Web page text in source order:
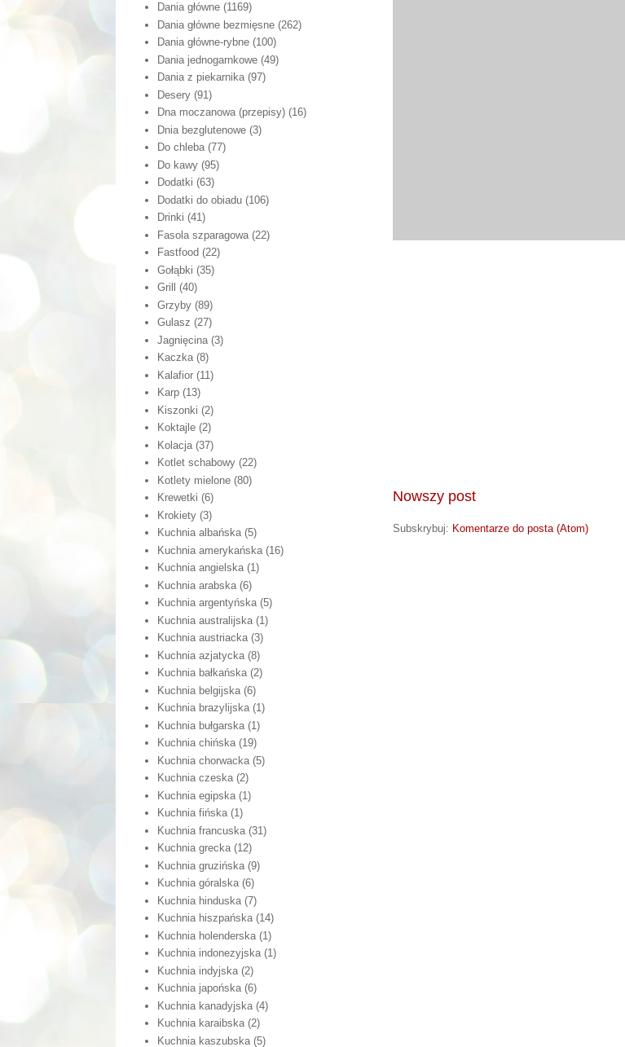
Nowszy post
Subskrybuj: Komentarze do posta (Atom)
Dania główne (1169)
Dania główne bezmięsne (262)
Dania główne-rybne (100)
Dania jednogarnkowe (49)
Dania z piekarnika (97)
Desery (91)
Dna moczanowa (przepisy) (16)
Dnia bezglutenowe (3)
Do chleba (77)
Do kawy (95)
Dodatki (63)
Dodatki do obiadu (106)
Drinki (41)
Fasola szparagowa (22)
Fastfood (22)
Gołąbki (35)
Grill
(40)
Grzyby (89)
Gulasz (27)
Jagnięcina (3)
Kaczka (8)
Kalafior (11)
Karp (13)
Kiszonki (2)
Koktajle (2)
Kolacja (37)
Kotlet schabowy (22)
Kotlety mielone (80)
Krewetki (6)
Krokiety (3)
Kuchnia albańska (5)
Kuchnia amerykańska (16)
Kuchnia angielska (1)
Kuchnia arabska (6)
Kuchnia argentyńska (5)
Kuchnia australijska (1)
Kuchnia austriacka (3)
Kuchnia azjatycka (8)
Kuchnia bałkańska (2)
Kuchnia belgijska (6)
Kuchnia brazylijska (1)
Kuchnia bułgarska (1)
Kuchnia chińska (19)
Kuchnia chorwacka (5)
Kuchnia czeska (2)
Kuchnia egipska (1)
Kuchnia fińska (1)
Kuchnia francuska (31)
Kuchnia grecka (12)
Kuchnia gruzińska (9)
Kuchnia góralska (6)
Kuchnia hinduska (7)
Kuchnia hiszpańska (14)
Kuchnia holenderska (1)
Kuchnia indonezyjska (1)
Kuchnia indyjska (2)
Kuchnia japońska (6)
Kuchnia kanadyjska (4)
Kuchnia karaibska (2)
Kuchnia kaszubska (5)